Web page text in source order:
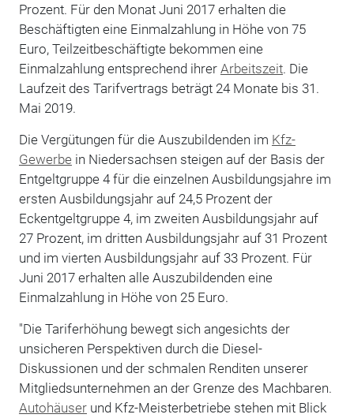
Prozent. Für den Monat Juni 2017 erhalten die
Beschäftigten eine Einmalzahlung in Höhe von 75
Euro, Teilzeitbeschäftigte bekommen eine
Einmalzahlung entsprechend ihrer Arbeitszeit. Die
Laufzeit des Tarifvertrags beträgt 24 Monate bis 31.
Mai 2019.
Die Vergütungen für die Auszubildenden im Kfz-
Gewerbe in Niedersachsen steigen auf der Basis der
Entgeltgruppe 4 für die einzelnen Ausbildungsjahre im
ersten Ausbildungsjahr auf 24,5 Prozent der
Eckentgeltgruppe 4, im zweiten Ausbildungsjahr auf
27 Prozent, im dritten Ausbildungsjahr auf 31 Prozent
und im vierten Ausbildungsjahr auf 33 Prozent. Für
Juni 2017 erhalten alle Auszubildenden eine
Einmalzahlung in Höhe von 25 Euro.
"Die Tariferhöhung bewegt sich angesichts der
unsicheren Perspektiven durch die Diesel-
Diskussionen und der schmalen Renditen unserer
Mitgliedsunternehmen an der Grenze des Machbaren.
Autohäuserund Kfz-Meisterbetriebe stehen mit Blick